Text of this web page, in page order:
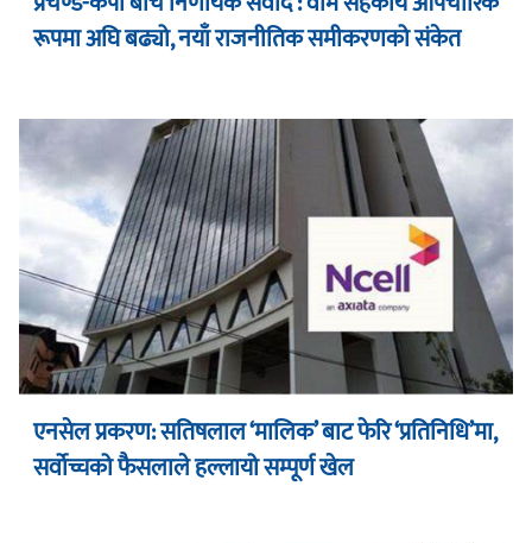
रूपमा अघि बढ्यो, नयाँ राजनीतिक समीकरणको संकेत
एनसेल प्रकरण: सतिषलाल ‘मालिक’ बाट फेरि ‘प्रतिनिधि’मा,
सर्वोच्चको फैसलाले हल्लायो सम्पूर्ण खेल